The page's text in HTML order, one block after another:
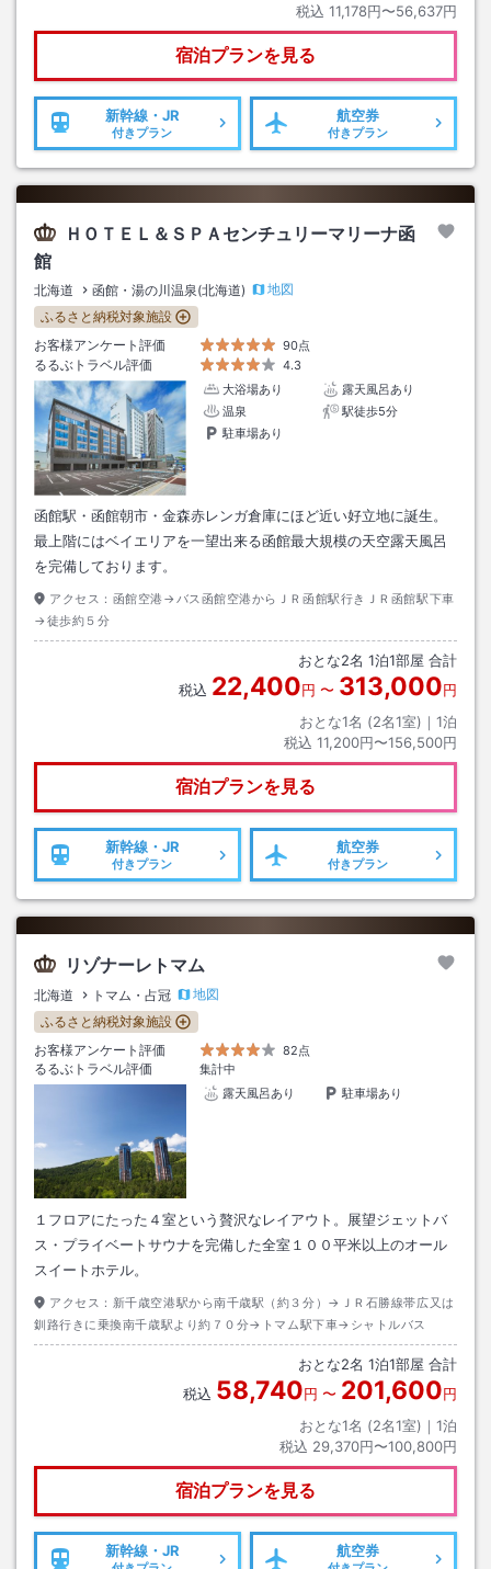
税込 11,178円〜56,637円
宿泊プランを見る
新幹線・JR
付きプラン
航空券
付きプラン
ＨＯＴＥＬ＆ＳＰＡセンチュリーマリーナ函
館
北海道 函館・湯の川温泉(北海道)
地図
ふるさと納税対象施設
お客様アンケート評価
90点
るるぶトラベル評価
4.3
大浴場あり
露天風呂あり
温泉
駅徒歩5分
駐車場あり
函館駅・函館朝市・金森赤レンガ倉庫にほど近い好立地に誕生。
最上階にはベイエリアを一望出来る函館最大規模の天空露天風呂
を完備しております。
アクセス： 函館空港→バス函館空港からＪＲ函館駅行きＪＲ函館駅下車
→徒歩約５分
おとな2名 1泊1部屋 合計
税込 22,400円 〜 313,000円
おとな1名 (2名1室)｜ 1泊
税込 11,200円〜156,500円
宿泊プランを見る
新幹線・JR
付きプラン
航空券
付きプラン
リゾナーレトマム
北海道 トマム・占冠
地図
ふるさと納税対象施設
お客様アンケート評価
82点
るるぶトラベル評価
集計中
露天風呂あり
駐車場あり
１フロアにたった４室という贅沢なレイアウト。展望ジェットバ
ス・プライベートサウナを完備した全室１００平米以上のオール
スイートホテル。
アクセス： 新千歳空港駅から南千歳駅（約３分）→ＪＲ石勝線帯広又は
釧路行きに乗換南千歳駅より約７０分→トマム駅下車→シャトルバス
おとな2名 1泊1部屋 合計
税込 58,740円 〜 201,600円
おとな1名 (2名1室)｜ 1泊
税込 29,370円〜100,800円
宿泊プランを見る
新幹線・JR 航空券